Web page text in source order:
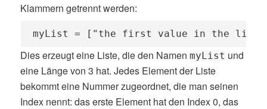
Klammern getrennt werden:
myList = ["the first value in the
Dies erzeugt eine Liste, die den NamenmyList und
eine Länge von 3 hat. Jedes Element der Liste
bekommt eine Nummer zugeordnet, die man seinen
Index nennt: das erste Element hat den Index 0, das